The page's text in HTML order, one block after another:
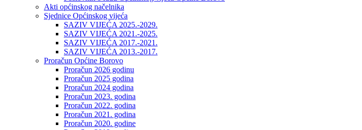
Akti općinskog načelnika
Sjednice Općinskog vijeća
SAZIV VIJEĆA 2025.-2029.
SAZIV VIJEĆA 2021.-2025.
SAZIV VIJEĆA 2017.-2021.
SAZIV VIJEĆA 2013.-2017.
Proračun Općine Borovo
Proračun 2026 godinu
Proračun 2025 godina
Proračun 2024 godina
Proračun 2023. godina
Proračun 2022. godina
Proračun 2021. godina
Proračun 2020. godine